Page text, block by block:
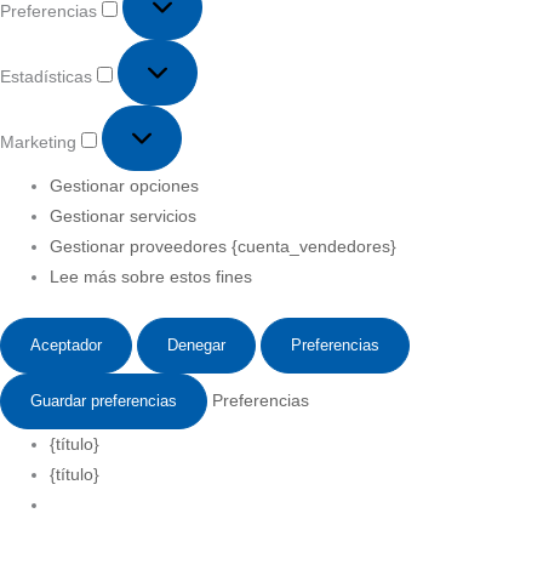
Preferencias
Estadísticas
Marketing
Gestionar opciones
Gestionar servicios
Gestionar proveedores {cuenta_vendedores}
Lee más sobre estos fines
Aceptador Denegar Preferencias
Guardar preferencias Preferencias
{título}
{título}